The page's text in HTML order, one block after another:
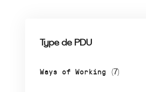
Type de PDU
Ways of Working (7)